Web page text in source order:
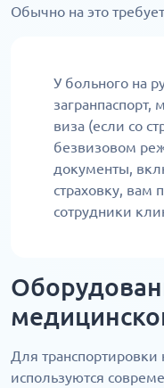
Обычно на это
У больного на
загранпаспорт,
виза (если со
безвизовом
документы,
страховку, вам
сотрудники
Для транспортировки
используются